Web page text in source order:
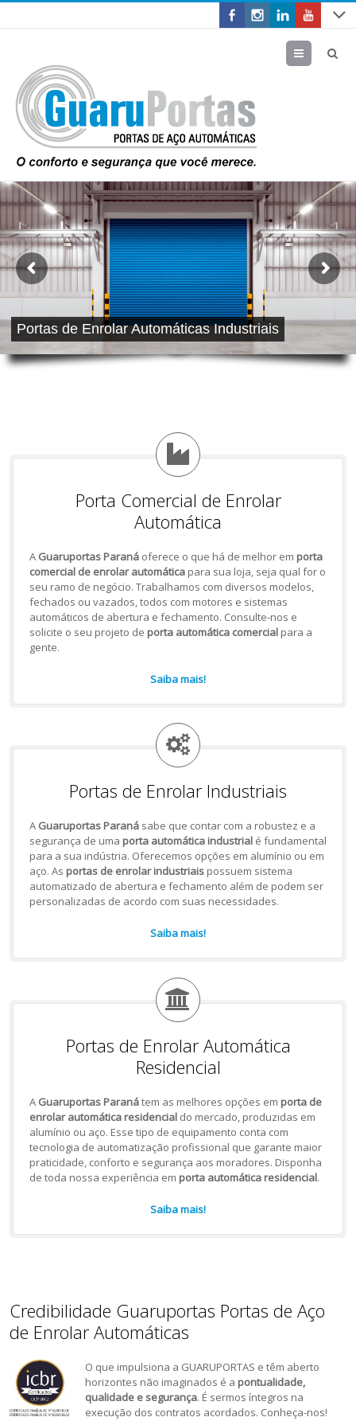
Menu
Portas de Enrolar Automáticas Industriais
Porta Comercial de Enrolar
Automática
A Guaruportas Paranáoferece o que há de melhor em porta
comercial de enrolar automáticapara sua loja, seja qual for o
seu ramo de negócio. Trabalhamos com diversos modelos,
fechados ou vazados, todos com motores e sistemas
automáticos de abertura e fechamento. Consulte-nos e
solicite o seu projeto de porta automática comercialpara a
gente.
Saiba mais!
Portas de Enrolar Industriais
A Guaruportas Paranásabe que contar com a robustez e a
segurança de uma porta automática industrialé fundamental
para a sua indústria. Oferecemos opções em alumínio ou em
aço. As portas de enrolar industriaispossuem sistema
automatizado de abertura e fechamento além de podem ser
personalizadas de acordo com suas necessidades.
Saiba mais!
Portas de Enrolar Automática
Residencial
A Guaruportas Paranátem as melhores opções em porta de
enrolar automática residencialdo mercado, produzidas em
alumínio ou aço. Esse tipo de equipamento conta com
tecnologia de automatização profissional que garante maior
praticidade, conforto e segurança aos moradores. Disponha
de toda nossa experiência em porta automática residencial.
Saiba mais!
Credibilidade Guaruportas Portas de Aço
de Enrolar Automáticas
O que impulsiona a GUARUPORTAS e têm aberto
horizontes não imaginados é a pontualidade,
qualidade e segurança. É sermos íntegros na
execução dos contratos acordados. Conheça-nos!